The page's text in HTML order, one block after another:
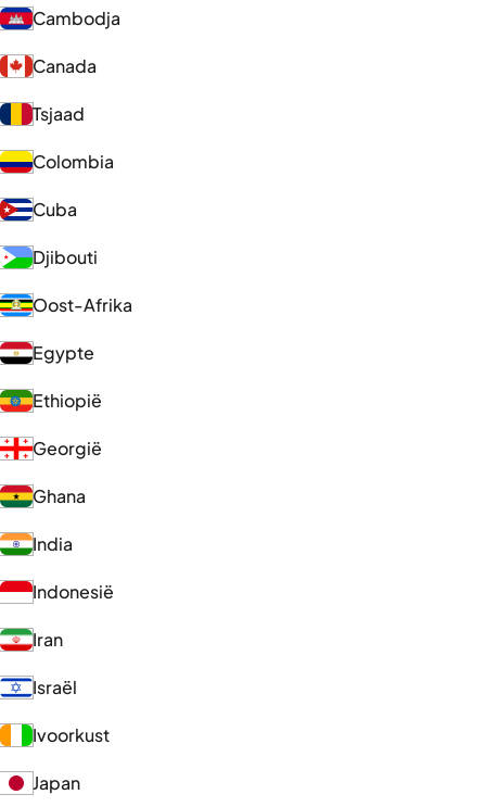
Cambodja
Canada
Tsjaad
Colombia
Cuba
Djibouti
Oost-Afrika
Egypte
Ethiopië
Georgië
Ghana
India
Indonesië
Iran
Israël
Ivoorkust
Japan